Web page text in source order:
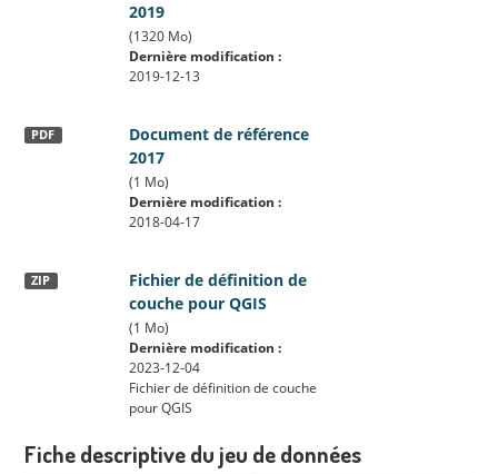
2019
(1320 Mo)
Dernière modification :
2019-12-13
Document de référence
2017
PDF
(1 Mo)
Dernière modification :
2018-04-17
Fichier de définition de
couche pour QGIS
ZIP
(1 Mo)
Dernière modification :
2023-12-04
Fichier de définition de couche
pour QGIS
Fiche descriptive du jeu de données